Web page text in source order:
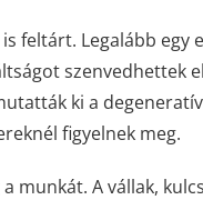
feltárt. Legalább
szenvedhettek
ki a
figyelnek meg.
munkát. A vállak,